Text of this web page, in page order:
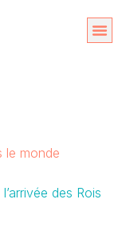
le monde
des Rois